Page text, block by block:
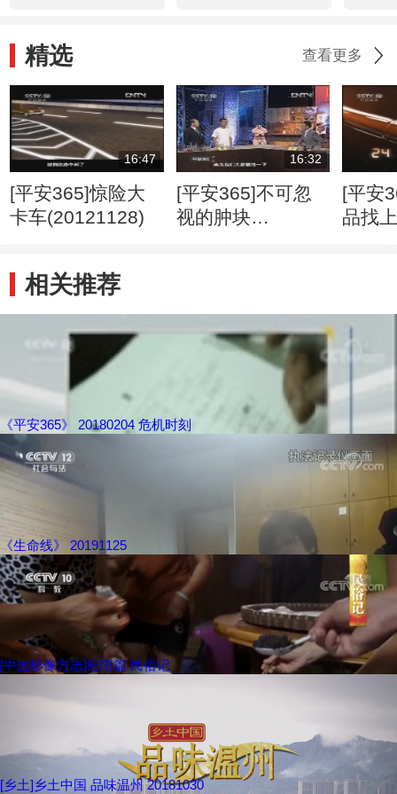
精选 查看更多
16:47
[平安365]惊险大
卡车(20121128)
16:32
[平安365]不可忽
视的肿块
[平安
品找
相关推荐
《平安365》 20180204 危机时刻
《生命线》 20191125
[中国影像方志]松阳篇 民俗记
[乡土]乡土中国 品味温州 20181030